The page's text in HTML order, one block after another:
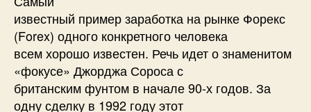
известный пример заработка на рынке Форекс
(Forex) одного конкретного человека
всем хорошо известен. Речь идет о знаменитом
«фокусе» Джорджа Сороса с
британским фунтом в начале 90-х годов. За
одну сделку в 1992 году этот